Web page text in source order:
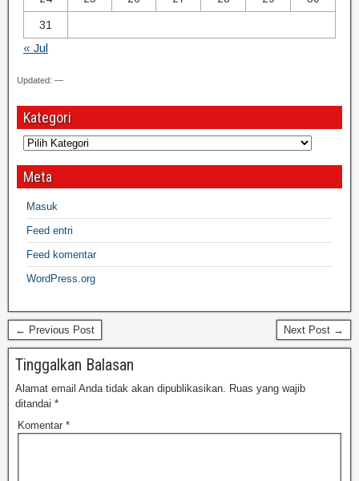
31
« Jul
Updated: —
Kategori
Meta
Masuk
Feed entri
Feed komentar
WordPress.org
← Previous Post Next Post →
Tinggalkan Balasan
Alamat email Anda tidak akan dipublikasikan. Ruas yang wajib
ditandai *
Komentar *